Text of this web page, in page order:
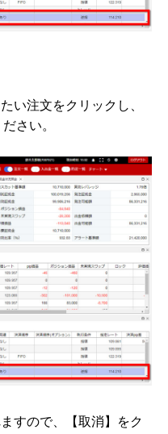
い注文をクリックし、
さい。
すので、【取消】をク